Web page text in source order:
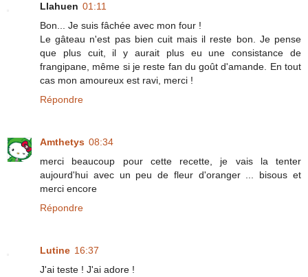
Llahuen 01:11
Bon... Je suis fâchée avec mon four !
Le gâteau n'est pas bien cuit mais il reste bon. Je pense
que plus cuit, il y aurait plus eu une consistance de
frangipane, même si je reste fan du goût d'amande. En tout
cas mon amoureux est ravi, merci !
Répondre
Amthetys 08:34
merci beaucoup pour cette recette, je vais la tenter
aujourd'hui avec un peu de fleur d'oranger ... bisous et
merci encore
Répondre
Lutine 16:37
J'ai teste ! J'ai adore !